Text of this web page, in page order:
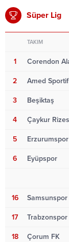
Süper Lig
TAKIM
1 Corendon
2 Amed
3 Beşiktaş
4 Çaykur
5
6 Eyüpspor
16 Samsunspor
17 Trabzonspor
18 Çorum FK